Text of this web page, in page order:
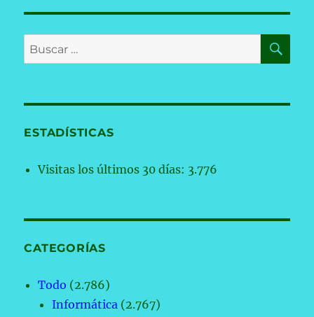
Buscar
por:
ESTADÍSTICAS
Visitas los últimos 30 días: 3.776
CATEGORÍAS
Todo (2.786)
Informática (2.767)